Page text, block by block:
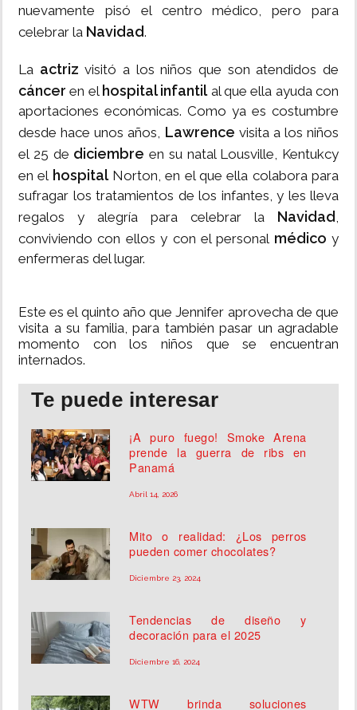
nuevamente pisó el centro médico, pero para
celebrar la Navidad.
La actriz visitó a los niños que son atendidos de
cánceren el hospital infantilal que ella ayuda con
aportaciones económicas. Como ya es costumbre
desde hace unos años, Lawrence visita a los niños
el 25 de diciembre en su natal Lousville, Kentukcy
en el hospitalNorton, en el que ella colabora para
sufragar los tratamientos de los infantes, y les lleva
regalos y alegría para celebrar la Navidad ,
conviviendo con ellos y con el personal médico y
enfermeras del lugar.
Este es el quinto año que Jennifer aprovecha de que
visita a su familia, para también pasar un agradable
momento con los niños que se encuentran
internados.
Te puede interesar
¡A puro fuego! Smoke Arena
prende la guerra de ribs en
Panamá
Abril 14, 2026
Mito o realidad: ¿Los perros
pueden comer chocolates?
Diciembre 23, 2024
Tendencias de diseño y
decoración para el 2025
Diciembre 16, 2024
WTW brinda soluciones